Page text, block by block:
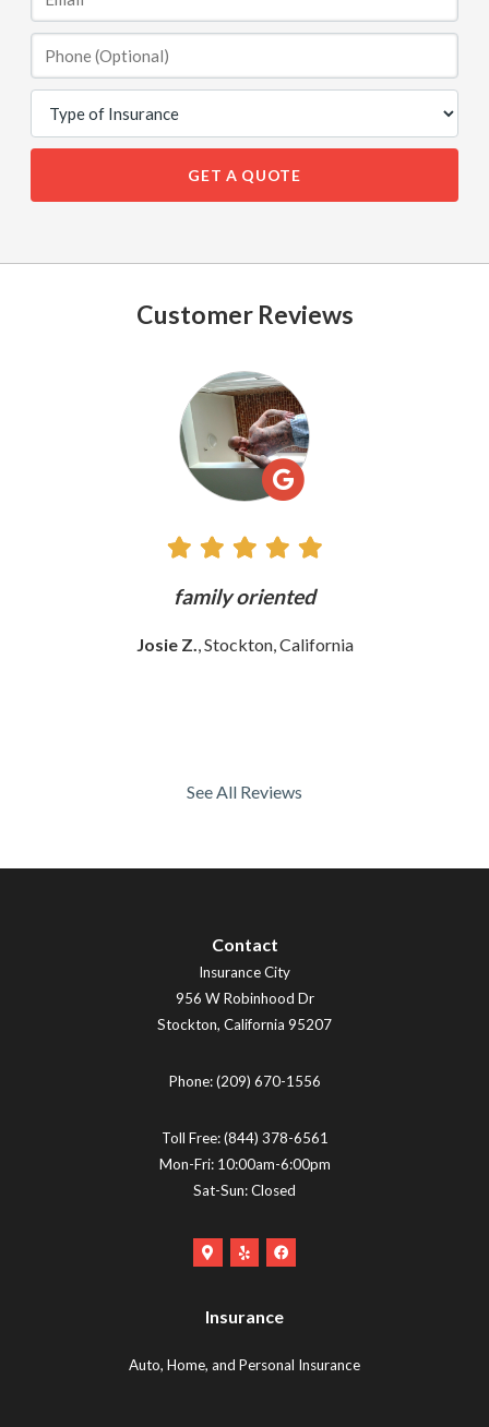
GET A QUOTE
Customer Reviews
family oriented
Josie Z., Stockton, California
See All Reviews
Contact
Insurance City
956 W Robinhood Dr
Stockton, California 95207
Phone:(209) 670-1556
Toll Free:(844) 378-6561
Mon-Fri: 10:00am-6:00pm
Sat-Sun: Closed
Google
Logo
in
Yelp
new
Facebook
new
Insurance
Auto, Home, and Personal Insurance